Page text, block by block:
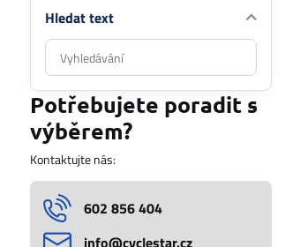
Hledat text
Prohledat
výsledky
filtru
fulltextem
Potřebujete poradit s
výběrem?
Kontaktujte nás:
602 856 404
info​@cyclestar​.cz